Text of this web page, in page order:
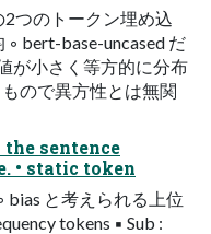
2つのトークン埋め込
bert-base-uncased だ
が小さく等方的に分布
ので異方性とは無関
the sentence
• static token
bias と考えられる上位
tokens ▪ Sub :